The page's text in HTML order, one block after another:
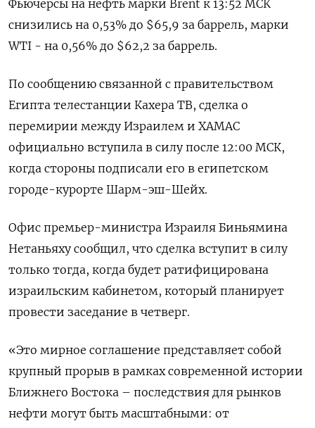
Фьючерсы на нефть марки Brent к 13:52 МСК
снизились на 0,53% до $65,9 за баррель, марки
WTI - на 0,56% до $62,2 за баррель.
По сообщению связанной с правительством
Египта телестанции Кахера ТВ, сделка о
перемирии между Израилем и ХАМАС
официально вступила в силу после 12:00 МСК,
когда стороны подписали его в египетском
городе-курорте Шарм-эш-Шейх.
Офис премьер-министра Израиля Биньямина
Нетаньяху сообщил, что сделка вступит в силу
только тогда, когда будет ратифицирована
израильским кабинетом, который планирует
провести заседание в четверг.
«Это мирное соглашение представляет собой
крупный прорыв в рамках современной истории
Ближнего Востока – последствия для рынков
нефти могут быть масштабными: от